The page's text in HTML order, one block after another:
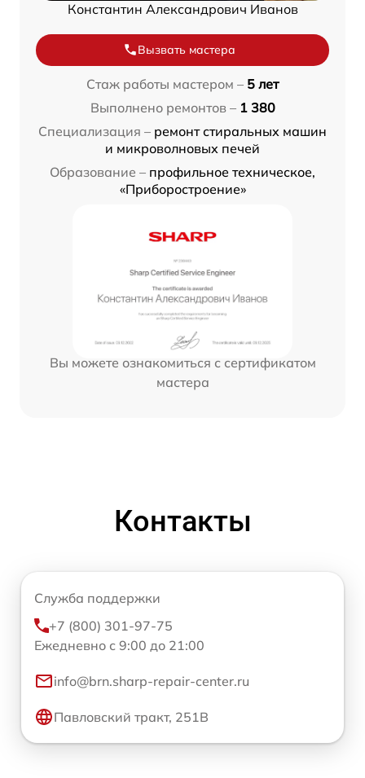
Константин Александрович Иванов
Вызвать мастера
Стаж работы мастером – 5 лет
Выполнено ремонтов – 1 380
Специализация – ремонт стиральных машин
и микроволновых печей
Образование – профильное техническое,
«Приборостроение»
Вы можете ознакомиться с сертификатом
мастера
Контакты
Служба поддержки
+7 (800) 301-97-75
Ежедневно с 9:00 до 21:00
info@brn.sharp-repair-center.ru
Павловский тракт, 251В